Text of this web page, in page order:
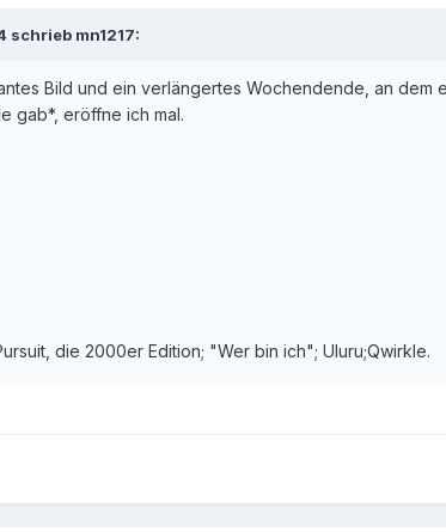
schrieb mn1217:
Bild und ein verlängertes Wochendende, an
gab*, eröffne ich mal.
die 2000er Edition; "Wer bin ich"; Uluru;Qwirkle.